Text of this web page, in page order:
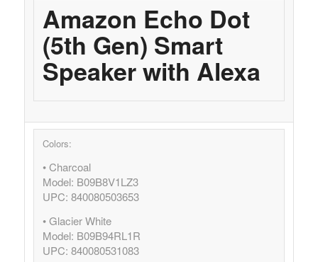
Amazon Echo Dot
(5th Gen) Smart
Speaker with Alexa
Colors:
• Charcoal
Model: B09B8V1LZ3
UPC: 840080503653
• Glacier White
Model: B09B94RL1R
UPC: 840080531083